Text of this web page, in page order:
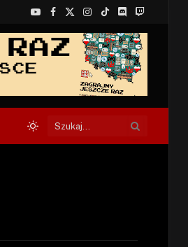
YouTube
Facebook
X
(Twitter)
Instagram
TikTokDiscordTwitch